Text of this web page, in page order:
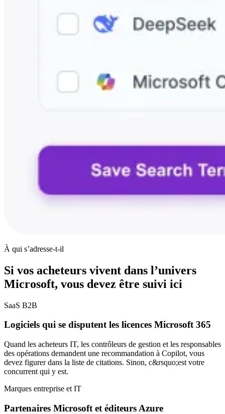
À qui s’adresse-t-il
Si vos acheteurs vivent dans l’univers
Microsoft, vous devez être suivi ici
SaaS B2B
Logiciels qui se disputent les licences Microsoft 365
Quand les acheteurs IT, les contrôleurs de gestion et les responsables
des opérations demandent une recommandation à Copilot, vous
devez figurer dans la liste de citations. Sinon, c&rsquo;est votre
concurrent qui y est.
Marques entreprise et IT
Partenaires Microsoft et éditeurs Azure